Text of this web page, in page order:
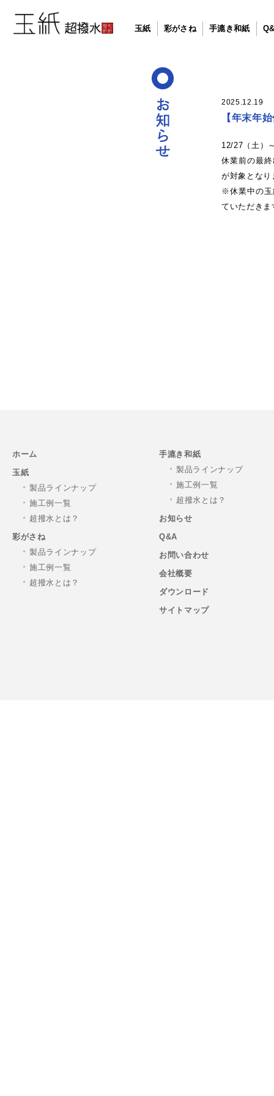
玉紙 彩がさね 手漉き和紙
2025.12.19
【年末年
12/27（土）
休業前の最
が対象となり
※休業中の玉
ていただきま
ホーム
玉紙
製品ラインナップ
施工例一覧
超撥水とは？
彩がさね
製品ラインナップ
施工例一覧
超撥水とは？
手漉き和紙
製品ラインナップ
施工例一覧
超撥水とは？
お知らせ
Q&A
お問い合わせ
会社概要
ダウンロード
サイトマップ